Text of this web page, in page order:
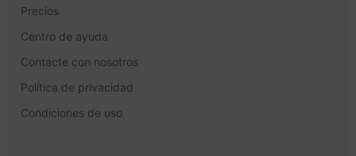
Precios
Centro de ayuda
Contacte con nosotros
Política de privacidad
Condiciones de uso